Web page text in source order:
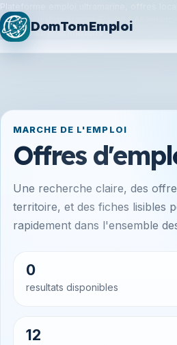
Plateforme emploi ultramarine, offres
synchronisation France Travail / Alternance.
Plan du siteFormations
DomTomEmploi
MARCHE DE L'EMPLOI
Offres
Une recherche claire, des
territoire, et des fiches lisibles
rapidement dans l'ensemble
0
resultats disponibles
12